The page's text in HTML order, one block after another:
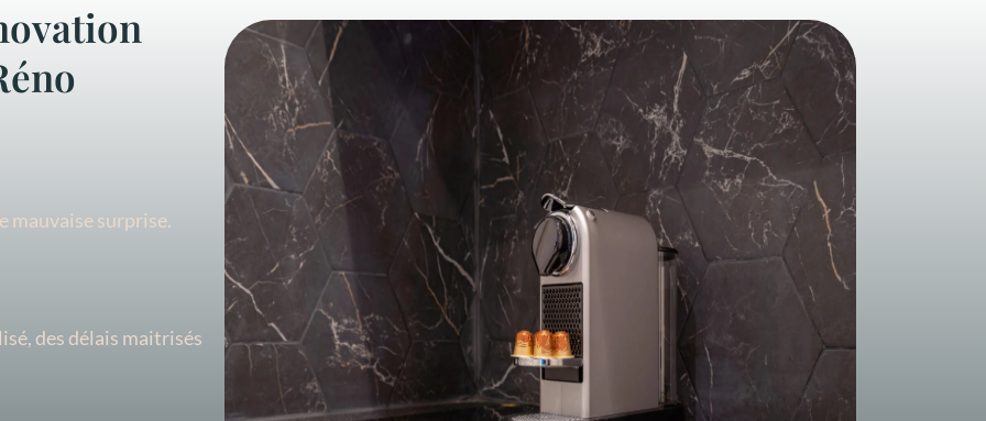
mauvaise surprise.
des délais maitrisés